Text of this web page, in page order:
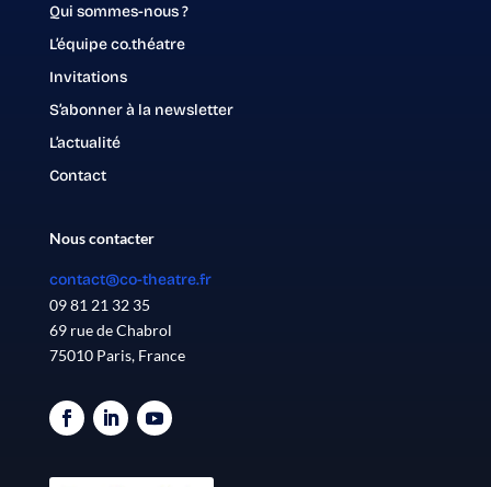
Qui sommes-nous ?
L’équipe co.théatre
Invitations
S’abonner à la newsletter
L’actualité
Contact
Nous contacter
contact@co-theatre.fr
09 81 21 32 35
69 rue de Chabrol
75010 Paris, France